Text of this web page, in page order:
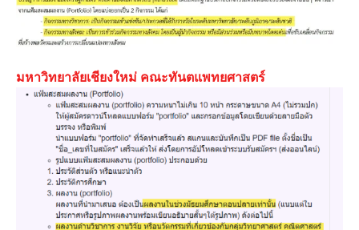
มหาวิทยาลัยเชียงใหม่ คณะทันตแพทยศาสตร์